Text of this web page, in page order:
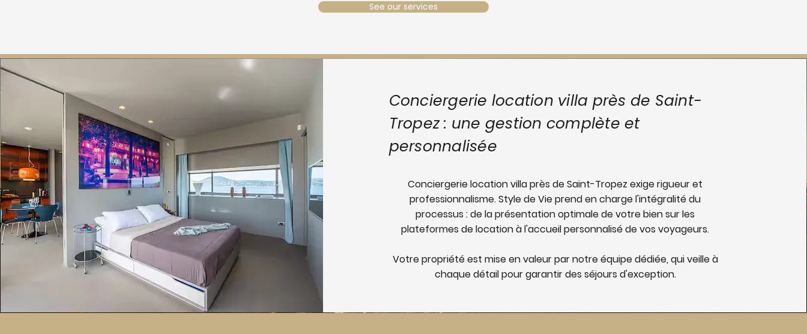
See our services
Conciergerie location villa près de Saint-
Tropez : une gestion complète et
personnalisée
Conciergerie location villa près de Saint-Tropez exige rigueur et
professionnalisme. Style de Vie prend en charge l'intégralité du
processus : de la présentation optimale de votre bien sur les
plateformes de location à l'accueil personnalisé de vos voyageurs.
Votre propriété est mise en valeur par notre équipe dédiée, qui veille à
chaque détail pour garantir des séjours d'exception.